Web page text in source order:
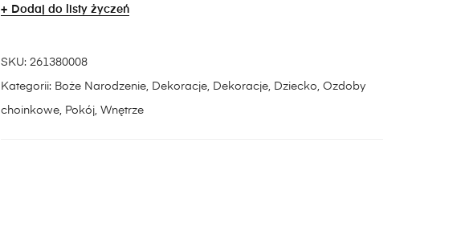
Dodaj do listy życzeń
SKU: 261380008
Kategorii: Boże Narodzenie, Dekoracje, Dekoracje, Dziecko, Ozdoby
choinkowe, Pokój, Wnętrze